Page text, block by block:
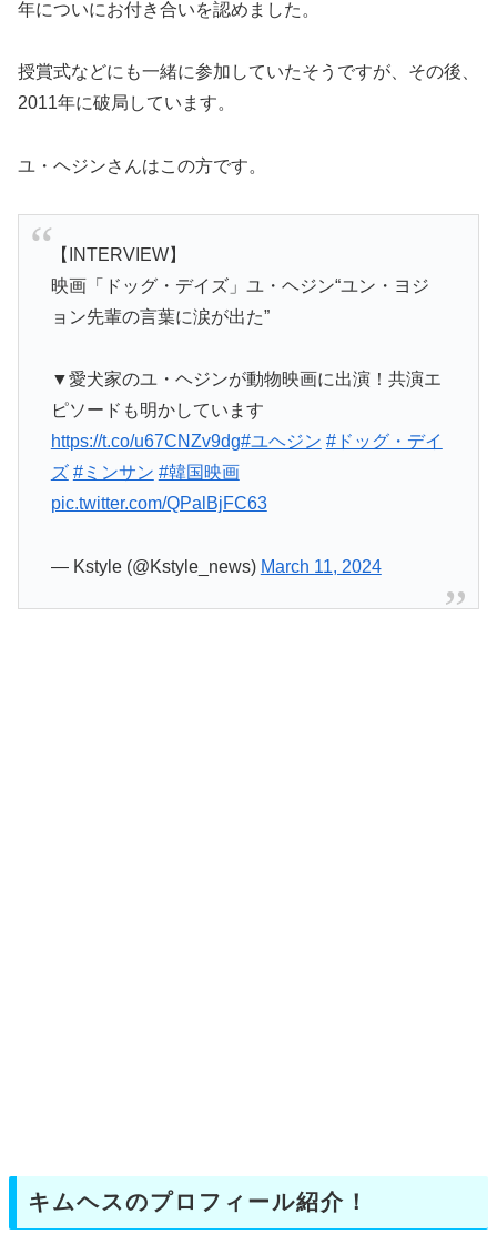
年についにお付き合いを認めました。
授賞式などにも一緒に参加していたそうですが、その後、
2011年に破局しています。
ユ・ヘジンさんはこの方です。
【INTERVIEW】
映画「ドッグ・デイズ」ユ・ヘジン“ユン・ヨジ
ョン先輩の言葉に涙が出た”
▼愛犬家のユ・ヘジンが動物映画に出演！共演エ
ピソードも明かしています
https://t.co/u67CNZv9dg#ユヘジン #ドッグ・デイ
ズ #ミンサン #韓国映画
pic.twitter.com/QPalBjFC63
— Kstyle (@Kstyle_news) March 11, 2024
キムヘスのプロフィール紹介！